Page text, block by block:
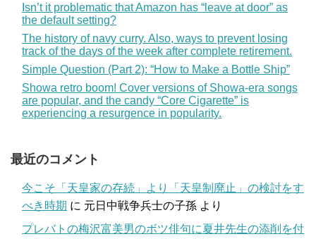
Isn’t it problematic that Amazon has “leave at door” as
the default setting?
The history of navy curry. Also, ways to prevent losing
track of the days of the week after complete retirement.
Simple Question (Part 2): “How to Make a Bottle Ship”
Showa retro boom! Cover versions of Showa-era songs
are popular, and the candy “Core Cigarette” is
experiencing a resurgence in popularity.
最近のコメント
今こそ「天皇家の存続」より「天皇制廃止」の検討をす
べき時期 に 元日中戦争兵士の子孫 より
プレバトの梅沢富美男のボツ俳句に夏井先生の添削を付